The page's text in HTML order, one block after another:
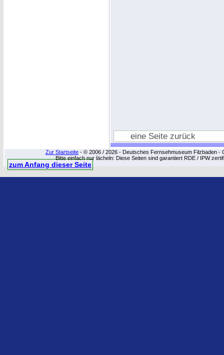
eine Seite zurück
Zur Startseite - © 2006 / 2026 - Deutsches Fernsehmuseum Filzbaden -
Bitte einfach nur lächeln: Diese Seiten sind garantiert RDE / IPW
zum Anfang dieser Seite